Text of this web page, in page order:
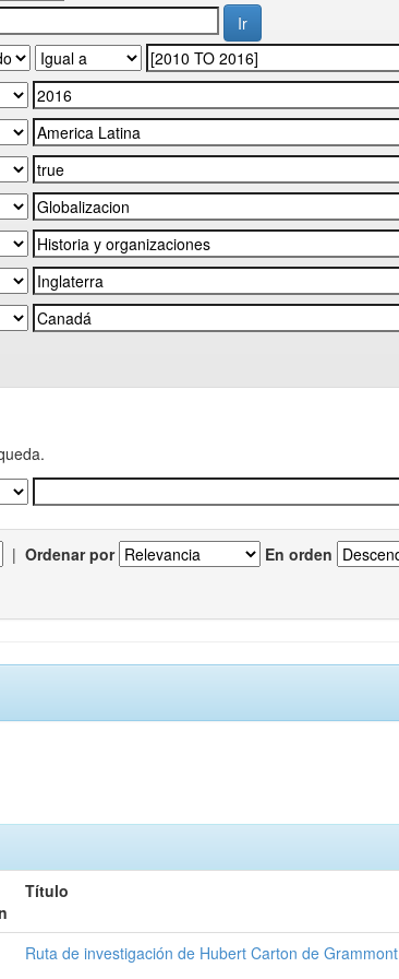
| Ordenar por En orden
Título
Ruta de investigación de Hubert Carton de Grammont